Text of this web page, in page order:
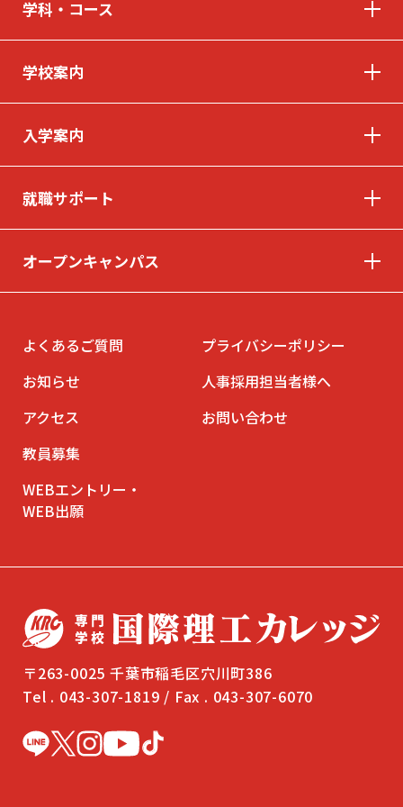
学科・コース
学校案内
入学案内
就職サポート
オープンキャンパス
よくあるご質問
お知らせ
アクセス
教員募集
WEBエントリー・
WEB出願
プライバシーポリシー
人事採用担当者様へ
お問い合わせ
〒263-0025 千葉市稲毛区穴川町386
Tel . 043-307-1819 / Fax . 043-307-6070